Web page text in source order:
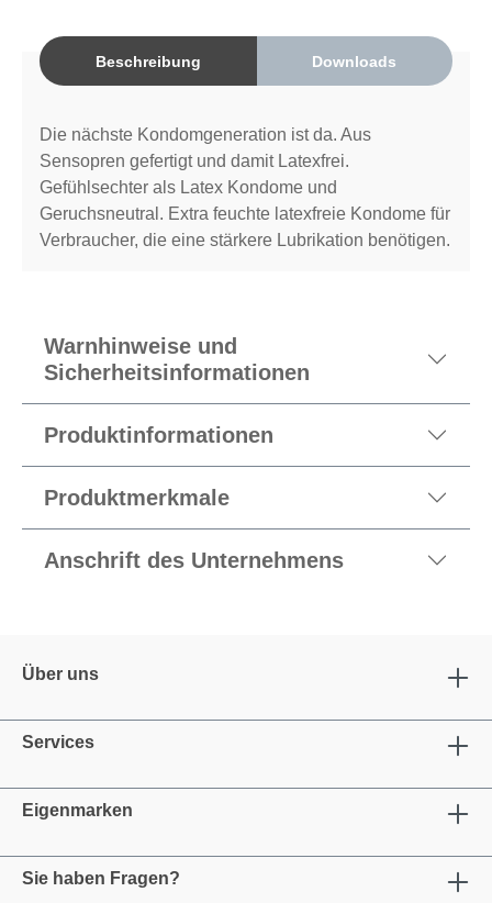
Beschreibung Downloads
Die nächste Kondomgeneration ist da. Aus
Sensopren gefertigt und damit Latexfrei.
Gefühlsechter als Latex Kondome und
Geruchsneutral. Extra feuchte latexfreie Kondome für
Verbraucher, die eine stärkere Lubrikation benötigen.
Warnhinweise und
Sicherheitsinformationen
Produktinformationen
Produktmerkmale
Anschrift des Unternehmens
Über uns
Services
Eigenmarken
Sie haben Fragen?